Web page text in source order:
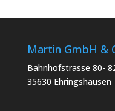
Martin GmbH &
Bahnhofstrasse 80-
35630 Ehringshausen